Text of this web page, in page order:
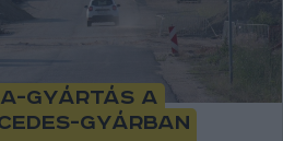
gyártás a
gyárban